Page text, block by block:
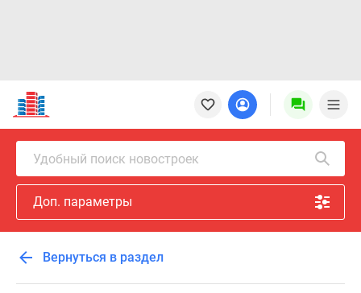
Новостройки
Квартиры
Ипотека
Новостройки
Москвы
Новостройки
Подмосковья
Новостройки
Москвы
Готовые
Удобный поиск новостроек
Доп. параметры
Вернуться в раздел